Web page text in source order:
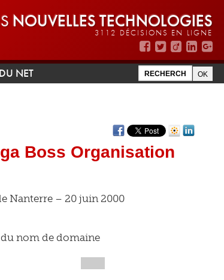
NOUVELLES TECHNOLOGIES
3112 DÉCISIONS EN LIGNE
NET
Boss Organisation
Nanterre – 20 juin 2000
nom de domaine